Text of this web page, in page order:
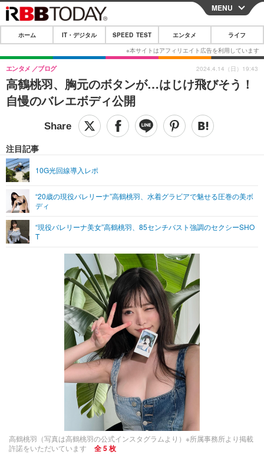
CLOSE
ホーム
IT・デジタル
IT・デジタルTOP スマートフォン
ショッピング その他
SPEED TEST
エンタメTOP 映画・ドラマ
ショッピング その他
ライフTOP
リリース一覧
プッシュ通知の停止方法
MENU
ホーム IT・デジタル SPEED TEST エンタメ ライフ
高鶴桃羽、胸元のボタンが…はじけ飛びそう！
自慢のバレエボディ公開
エンタメ ブログ
注目記事
10G光回線導入レポ
“20歳の現役バレリーナ”高鶴桃羽、水着グラビアで魅せる圧巻の美ボ
ディ
“現役バレリーナ美女”高鶴桃羽、85センチバスト強調のセクシーSHO
T
2024.4.14（日）19:43
高鶴桃羽（写真は高鶴桃羽の公式インスタグラムより）※所属事務所より掲載
許諾をいただいています
全 5 枚